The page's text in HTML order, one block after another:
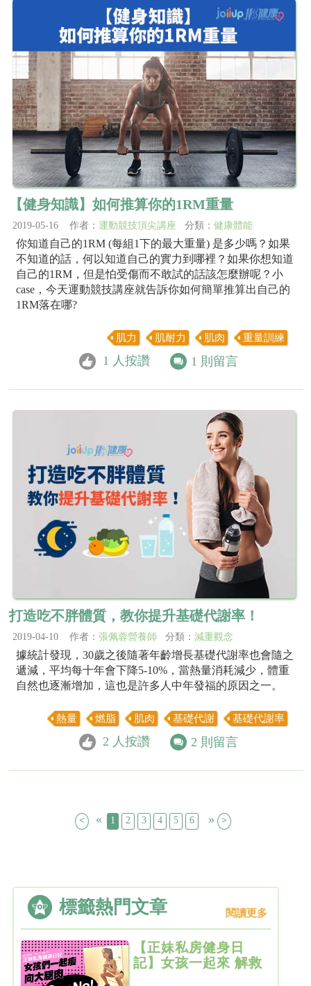
【健身知識】如何推算你的1RM重量
2019-05-16 作者： 運動競技頂尖講座 分類： 健康體能
你知道自己的1RM (每組1下的最大重量) 是多少嗎？如果
不知道的話，何以知道自己的實力到哪裡？如果你想知道
自己的1RM，但是怕受傷而不敢試的話該怎麼辦呢？小
case，今天運動競技講座就告訴你如何簡單推算出自己的
1RM落在哪?
肌力 肌耐力 肌肉 重量訓練
1 人按讚 1 則留言
打造吃不胖體質，教你提升基礎代謝率！
2019-04-10 作者： 張佩蓉營養師 分類： 減重觀念
據統計發現，30歲之後隨著年齡增長基礎代謝率也會隨之
遞減，平均每十年會下降5-10%，當熱量消耗減少，體重
自然也逐漸增加，這也是許多人中年發福的原因之一。
熱量 燃脂 肌肉 基礎代謝 基礎代謝率
2 人按讚 2 則留言
< « 1 2 3 4 5 6 » >
標籤熱門文章 閱讀更多
【正妹私房健身日
記】女孩一起來 解救